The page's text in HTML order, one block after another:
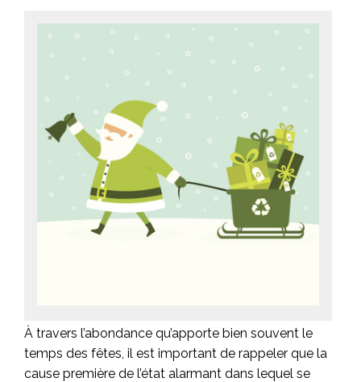
À travers l’abondance qu’apporte bien souvent le
temps des fêtes, il est important de rappeler que la
cause première de l’état alarmant dans lequel se